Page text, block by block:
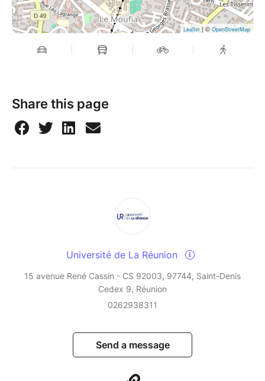
Leaflet| © OpenStreetMap
Share this page
Université de La Réunion
15 avenue René Cassin - CS 92003, 97744, Saint-Denis
Cedex 9, Réunion
0262938311
Send a message